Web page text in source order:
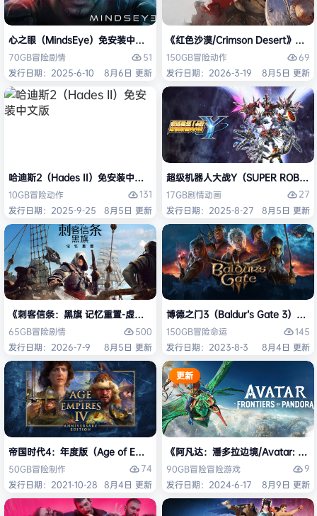
心之眼（MindsEye）免安装中文版
70GB冒险剧情
51
发行日期：2025-6-10
8月6日 更新
《红色沙漠/Crimson Desert》免安
150GB冒险动作
69
发行日期：2026-3-19
8月5日 更新
哈迪斯2（Hades II）免安装中文版
10GB冒险动作
131
发行日期：2025-9-25
8月5日 更新
超级机器人大战Y（SUPER
17GB剧情动画
27
发行日期：2025-8-27
8月5日 更新
《刺客信条：黑旗 记忆重置-虚拟机版/Assassin’s Creed Black Flag
65GB冒险剧情
500
发行日期：2026-7-9
8月5日 更新
博德之门3（Baldur’s Gate 3）免安
150GB冒险命运
145
发行日期：2023-8-3
8月4日 更新
帝国时代4：年度版（Age of Empires IV: Anniversary Edition）免安装
50GB冒险制作
74
发行日期：2021-10-28 8月4日 更新
更新
《阿凡达：潘多拉边境/Avatar:
90GB冒险冒险游戏
9
发行日期：2024-6-17
8月9日 更新